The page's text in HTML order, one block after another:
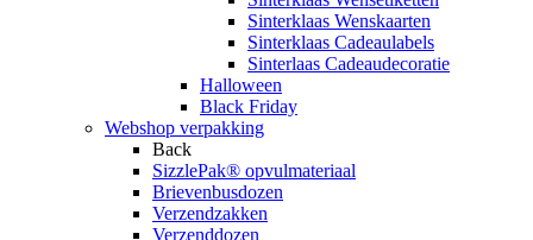
Sinterklaas Wenskaarten
Sinterklaas Cadeaulabels
Sinterlaas Cadeaudecoratie
Halloween
Black Friday
Webshop verpakking
Back
SizzlePak® opvulmateriaal
Brievenbusdozen
Verzendzakken
Verzenddozen